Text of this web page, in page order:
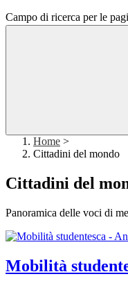
Campo di ricerca per le
Home >
Cittadini del mondo
Cittadini del
Panoramica delle voci di
Mobilità